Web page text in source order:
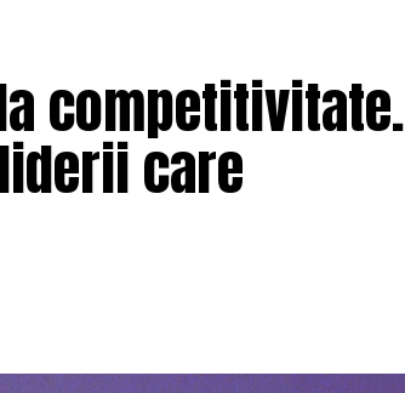
competitivitate.
care